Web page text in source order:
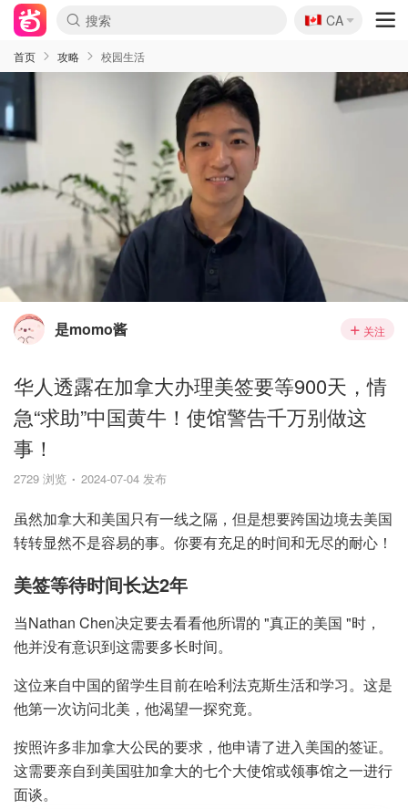
🇨🇦
CA
首页 攻略 校园生活
是momo酱 关注
华人透露在加拿大办理美签要等900天，情
急“求助”中国黄牛！使馆警告千万别做这
事！
2729 浏览 2024-07-04 发布
虽然加拿大和美国只有一线之隔，但是想要跨国边境去美国
转转显然不是容易的事。你要有充足的时间和无尽的耐心！
美签等待时间长达2年
当Nathan Chen决定要去看看他所谓的 "真正的美国 "时，
他并没有意识到这需要多长时间。
这位来自中国的留学生目前在哈利法克斯生活和学习。这是
他第一次访问北美，他渴望一探究竟。
按照许多非加拿大公民的要求，他申请了进入美国的签证。
这需要亲自到美国驻加拿大的七个大使馆或领事馆之一进行
面谈。